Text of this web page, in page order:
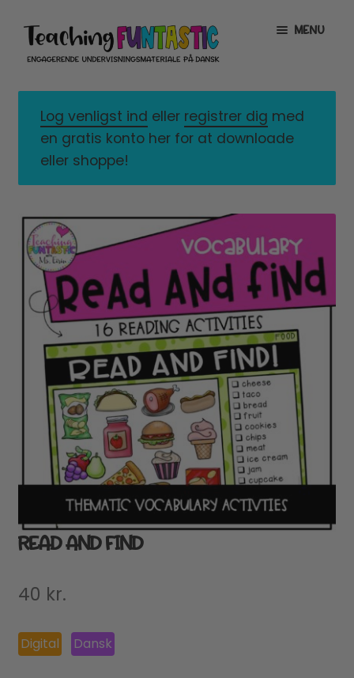
Spring
navigation
Spring
indhold
MENU
EXPAND
CHILD
MENU
MIN KONTO
GRATISMATERIALE
CHILD
MENU
LICENSER
EXPAND
CHILD
MENU
FONTE
Log venligst ind eller registrer dig med
en gratis konto her for at downloade
eller shoppe!
READ AND FIND
40 kr.
Digital Dansk